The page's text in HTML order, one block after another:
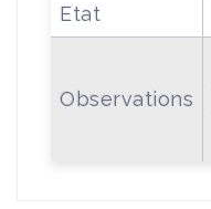
Etat
Observations